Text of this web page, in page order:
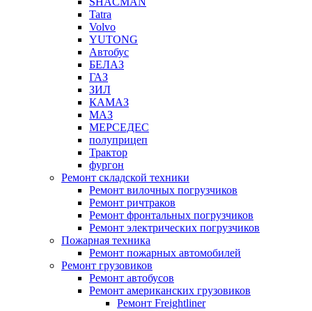
Tatra
Volvo
YUTONG
Автобус
БЕЛАЗ
ГАЗ
ЗИЛ
КАМАЗ
МАЗ
МЕРСЕДЕС
полуприцеп
Трактор
фургон
Ремонт складской техники
Ремонт вилочных погрузчиков
Ремонт ричтраков
Ремонт фронтальных погрузчиков
Ремонт электрических погрузчиков
Пожарная техника
Ремонт пожарных автомобилей
Ремонт грузовиков
Ремонт автобусов
Ремонт американских грузовиков
Ремонт Freightliner